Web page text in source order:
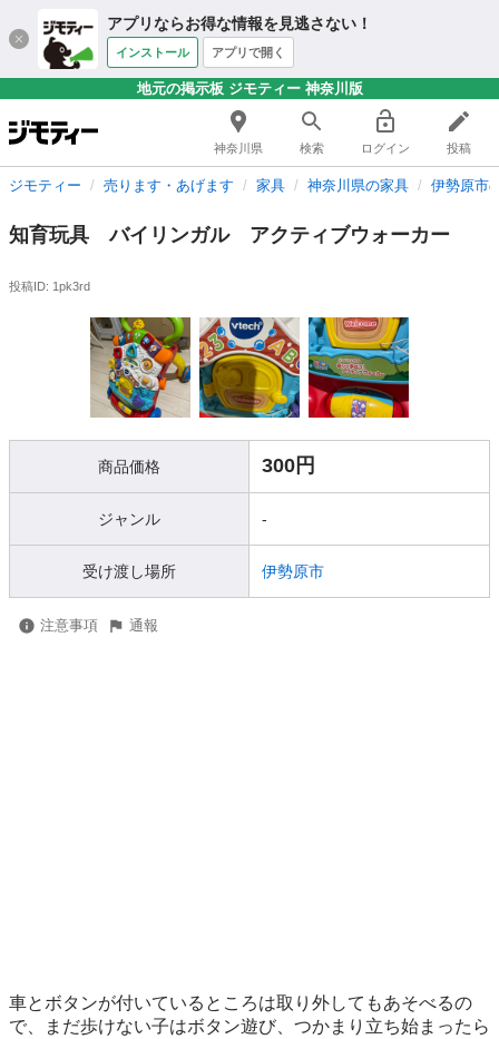
アプリならお得な情報を見逃さない！
インストール アプリで開く
地元の掲示板 ジモティー 神奈川版
神奈川県 検索 ログイン 投稿
ジモティー 売ります・あげます 家具 神奈川県の家具 伊勢原市
知育玩具 バイリンガル アクティブウォーカー
投稿ID: 1pk3rd
商品価格 300円
ジャンル -
受け渡し場所 伊勢原市
注意事項 通報
車とボタンが付いているところは取り外してもあそべるの
で、まだ歩けない子はボタン遊び、つかまり立ち始まったら